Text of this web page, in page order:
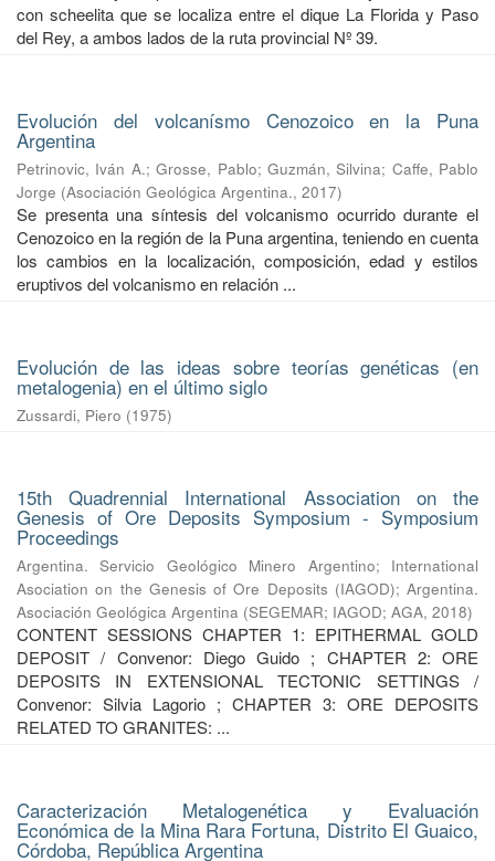
con scheelita que se localiza entre el dique La Florida y Paso
del Rey, a ambos lados de la ruta provincial Nº 39.
Evolución del volcanísmo Cenozoico en la Puna
Argentina
Petrinovic, Iván A.;Grosse, Pablo; Guzmán, Silvina; Caffe, Pablo
Jorge (Asociación Geológica Argentina., 2017)
Se presenta una síntesis del volcanismo ocurrido durante el
Cenozoico en la región de la Puna argentina, teniendo en cuenta
los cambios en la localización, composición, edad y estilos
eruptivos del volcanismo en relación ...
Evolución de las ideas sobre teorías genéticas (en
metalogenia) en el último siglo
Zussardi, Piero (1975)
15th Quadrennial International Association on the
Genesis of Ore Deposits Symposium - Symposium
Proceedings
Argentina. Servicio Geológico Minero Argentino; International
Asociation on the Genesis of Ore Deposits (IAGOD); Argentina.
Asociación Geológica Argentina (SEGEMAR; IAGOD; AGA, 2018)
CONTENT SESSIONS CHAPTER 1: EPITHERMAL GOLD
DEPOSIT / Convenor: Diego Guido ; CHAPTER 2: ORE
DEPOSITS IN EXTENSIONAL TECTONIC SETTINGS /
Convenor: Silvia Lagorio ; CHAPTER 3: ORE DEPOSITS
RELATED TO GRANITES: ...
Caracterización Metalogenética y Evaluación
Económica de la Mina Rara Fortuna, Distrito El Guaico,
Córdoba, República Argentina